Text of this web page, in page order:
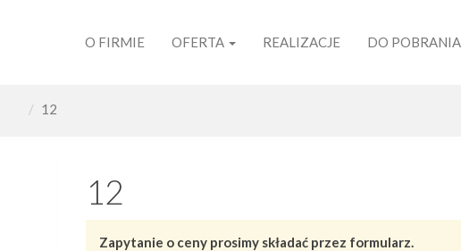
O FIRMIE OFERTA REALIZACJE DO POBRANIA
12
12
Zapytanie o ceny prosimy składać przez formularz.